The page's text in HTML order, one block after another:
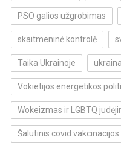
PSO galios užgrobimas
skaitmeninė kontrolė
Taika Ukrainoje ukraina
Vokietijos energetikos
Wokeizmas ir LGBTQ
Šalutinis covid vakcinacijos